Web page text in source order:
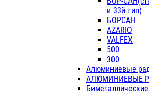
и 33й тип)
БОРСАН
AZARIO
VALFEX
500
300
Алюминиевые
АЛЮМИНИЕВЫЕ